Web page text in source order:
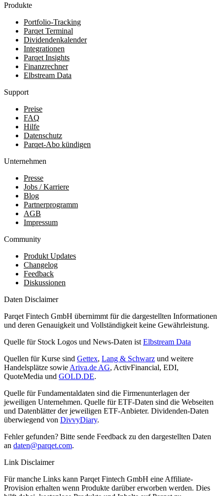
Produkte
Portfolio-Tracking
Parqet Terminal
Dividendenkalender
Integrationen
Parqet Insights
Finanzrechner
Elbstream Data
Support
Preise
FAQ
Hilfe
Datenschutz
Parqet-Abo kündigen
Unternehmen
Presse
Jobs / Karriere
Blog
Partnerprogramm
AGB
Impressum
Community
Produkt Updates
Changelog
Feedback
Diskussionen
Daten Disclaimer
Parqet Fintech GmbH übernimmt für die dargestellten Informationen
und deren Genauigkeit und Vollständigkeit keine Gewährleistung.
Quelle für Stock Logos und News-Daten ist Elbstream Data
Quellen für Kurse sind Gettex, Lang & Schwarz und weitere
Handelsplätze sowie Ariva.de AG, ActivFinancial, EDI,
QuoteMedia und GOLD.DE.
Quelle für Fundamentaldaten sind die Firmenunterlagen der
jeweiligen Unternehmen. Quelle für ETF-Daten sind die Webseiten
und Datenblätter der jeweiligen ETF-Anbieter. Dividenden-Daten
überwiegend von DivvyDiary.
Fehler gefunden? Bitte sende Feedback zu den dargestellten Daten
an daten@parqet.com.
Link Disclaimer
Für manche Links kann Parqet Fintech GmbH eine Affiliate-
Provision erhalten wenn Produkte darüber erworben werden. Dies